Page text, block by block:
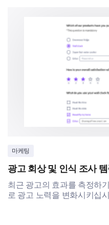
Brand story
마케팅
광고 회상 및 인식 조사
최근 광고의 효과를 측정하
로 광고 노력을 변화시키십